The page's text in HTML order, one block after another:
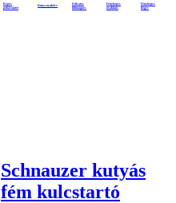
Képes
poháralátét
Kutya nyakörv
Feliratos
hűtmágnes
Fényképes
nyaklánc
Fényképes
bögre
Schnauzer kutyás
fém kulcstartó